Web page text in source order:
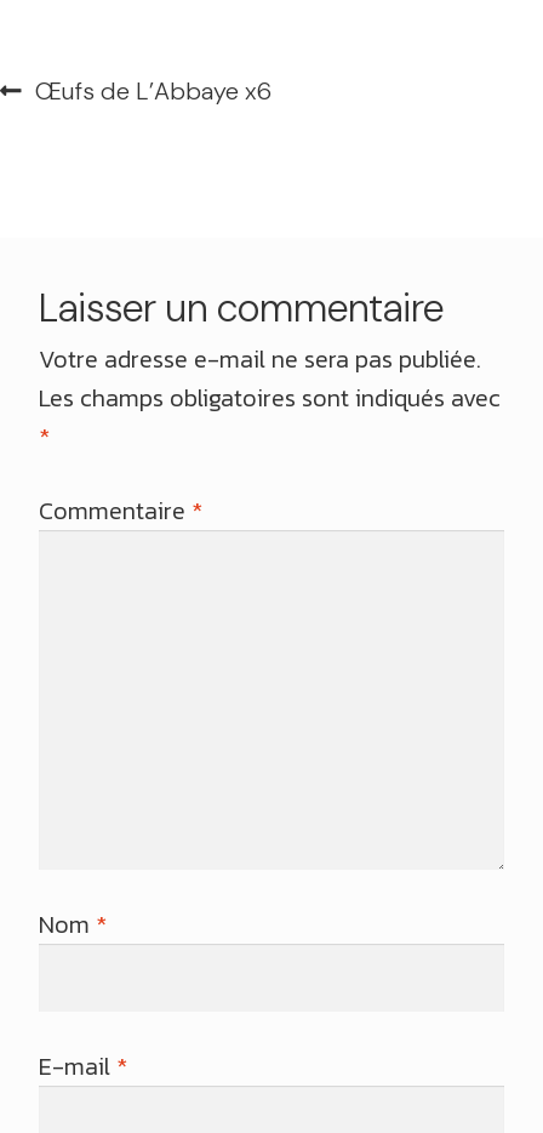
Navigation
Article
Œufs de L’Abbaye x6
Laisser un commentaire
Votre adresse e-mail ne sera pas publiée.
Les champs obligatoires sont indiqués avec
*
Commentaire *
Nom *
E-mail *